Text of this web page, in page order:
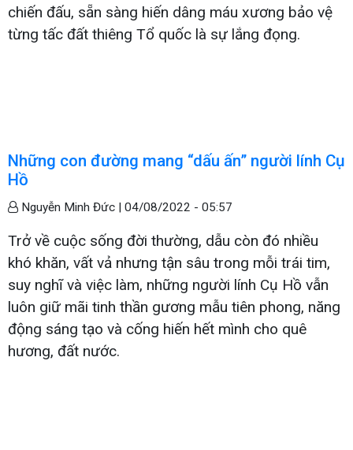
chiến đấu, sẵn sàng hiến dâng máu xương bảo vệ
từng tấc đất thiêng Tổ quốc là sự lắng đọng.
Những con đường mang “dấu ấn” người lính Cụ
Hồ
Nguyễn Minh Đức | 04/08/2022 - 05:57
Trở về cuộc sống đời thường, dẫu còn đó nhiều
khó khăn, vất vả nhưng tận sâu trong mỗi trái tim,
suy nghĩ và việc làm, những người lính Cụ Hồ vẫn
luôn giữ mãi tinh thần gương mẫu tiên phong, năng
động sáng tạo và cống hiến hết mình cho quê
hương, đất nước.